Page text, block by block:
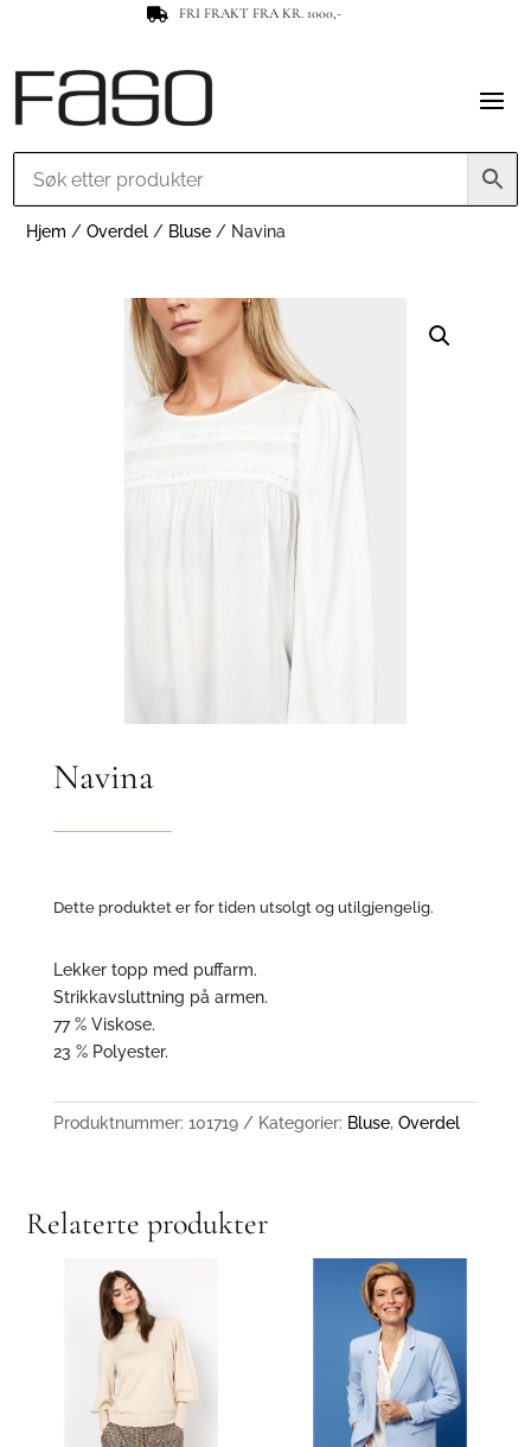
 FRI FRAKT FRA KR. 1000,-
Hjem /Overdel / Bluse / Navina
Navina
Dette produktet er for tiden utsolgt og utilgjengelig.
Lekker topp med puffarm.
Strikkavsluttning på armen.
77 % Viskose.
23 % Polyester.
Produktnummer: 101719 Kategorier: Bluse, Overdel
Relaterte produkter